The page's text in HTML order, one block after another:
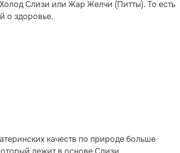
Слизи или Жар Желчи (Питты). То есть
о здоровье.
качеств по природе больше